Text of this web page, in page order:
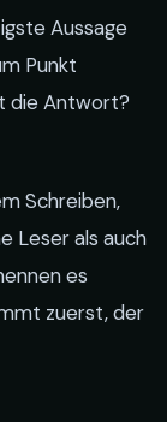
Aussage
Punkt
die Antwort?
Schreiben,
Leser als auch
es
zuerst, der